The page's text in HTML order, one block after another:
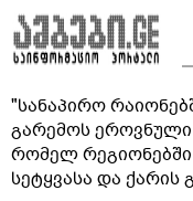
"სანაპირო
გარემოს
რომელ
სეტყვასა და ქარის